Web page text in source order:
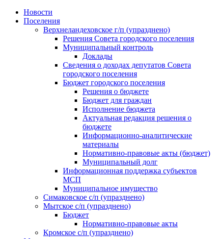
Skip
Новости
Поселения
Верхнеландеховское г/п (упразднено)
Решения Совета городского поселения
Муниципальный контроль
Доклады
Сведения о доходах депутатов Совета
городского поселения
Бюджет городского поселения
Решения о бюджете
Бюджет для граждан
Исполнение бюджета
Актуальная редакция решения о
бюджете
Информационно-аналитические
материалы
Нормативно-правовые акты (бюджет)
Муниципальный долг
Информационная поддержка субъектов
МСП
Муниципальное имущество
Симаковское с/п (упразднено)
Мытское с/п (упразднено)
Бюджет
Нормативно-правовые акты
Кромское с/п (упразднено)